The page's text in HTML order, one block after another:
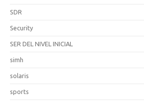
SDR
Security
SER DEL NIVEL INICIAL
simh
solaris
sports